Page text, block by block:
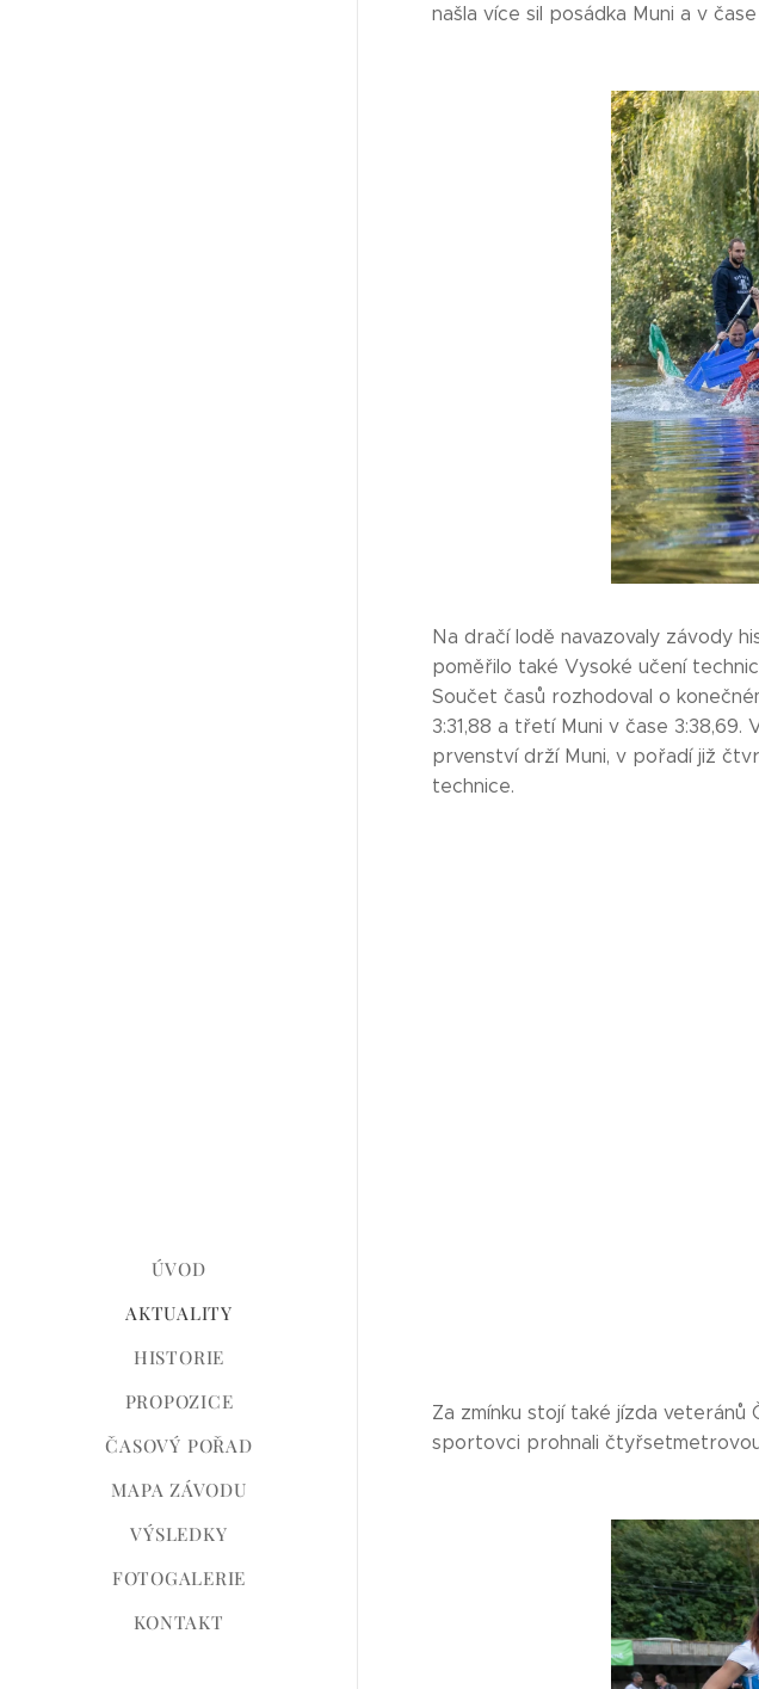
ÚVOD
AKTUALITY
HISTORIE
PROPOZICE
ČASOVÝ POŘAD
MAPA ZÁVODU
VÝSLEDKY
FOTOGALERIE
KONTAKT
našla více sil posádka Muni a v
Na dračí lodě navazovaly závody
poměřilo také Vysoké učení
Součet časů rozhodoval o
3:31,88 a třetí Muni v čase
prvenství drží Muni, v pořadí již
technice.
Za zmínku stojí také jízda
sportovci prohnali